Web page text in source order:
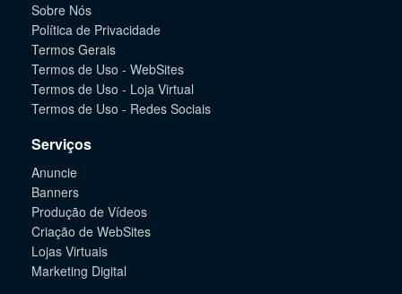
Sobre Nós
Política de Privacidade
Termos Gerais
Termos de Uso - WebSites
Termos de Uso - Loja Virtual
Termos de Uso - Redes Sociais
Serviços
Anuncie
Banners
Produção de Vídeos
Criação de WebSites
Lojas Virtuais
Marketing Digital